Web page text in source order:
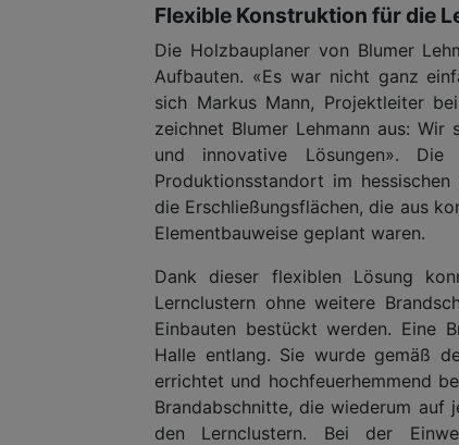
Flexible Konstruktion für die
Die Holzbauplaner von Blumer
Aufbauten. «Es war nicht ganz
sich Markus Mann, Projektleiter
zeichnet Blumer Lehmann aus:
und innovative Lösungen». Die
Produktionsstandort im
die Erschließungsflächen, die aus
Elementbauweise geplant waren.
Dank dieser flexiblen Lösung
Lernclustern ohne weitere
Einbauten bestückt werden. Eine
Halle entlang. Sie wurde gemäß
errichtet und hochfeuerhemmend
Brandabschnitte, die wiederum auf
den Lernclustern. Bei der